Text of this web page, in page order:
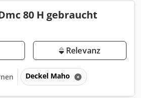
80 H gebraucht
Relevanz
Deckel Maho